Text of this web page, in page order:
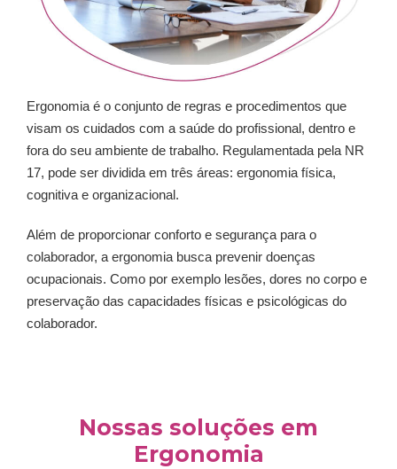
Ergonomia é o conjunto de regras e procedimentos que
visam os cuidados com a saúde do profissional, dentro e
fora do seu ambiente de trabalho. Regulamentada pela NR
17, pode ser dividida em três áreas: ergonomia física,
cognitiva e organizacional.
Além de proporcionar conforto e segurança para o
colaborador, a ergonomia busca prevenir doenças
ocupacionais. Como por exemplo lesões, dores no corpo e
preservação das capacidades físicas e psicológicas do
colaborador.
Nossas soluções em
Ergonomia